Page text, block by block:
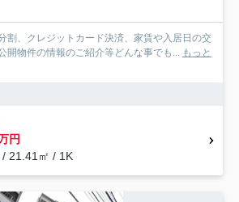
割、クレジットカード決済、家賃や入居日の交
開物件の情報のご紹介等どんな事でも... もっと
円
/ 21.41㎡ / 1K